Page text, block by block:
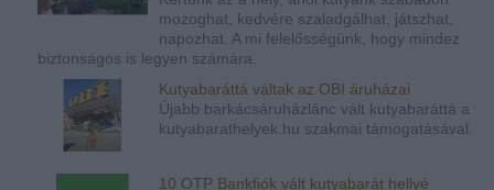
mozoghat, kedvére szaladgálhat, játszhat,
napozhat. A mi felelősségünk, hogy mindez
biztonságos is legyen számára.
Kutyabaráttá váltak az OBI áruházai
Újabb barkácsáruházlánc vált kutyabaráttá a
kutyabarathelyek.hu szakmai támogatásával.
10 OTP Bankfiók vált kutyabarát hellyé